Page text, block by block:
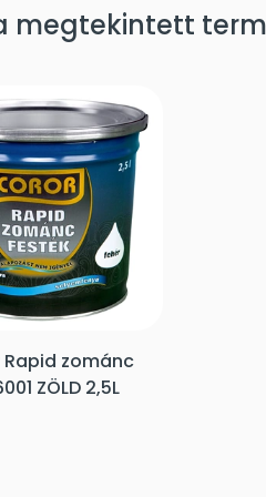
megtekintett
zománc
ZÖLD 2,5L